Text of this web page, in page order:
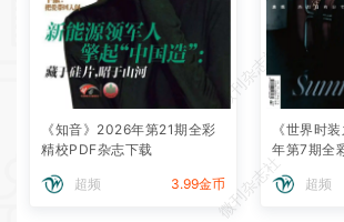
《知音》2026年第21期全彩
精校PDF杂志下载
超频 3.99金币
《世界时
年第7期全
超频
微刊杂志社
微刊杂志社